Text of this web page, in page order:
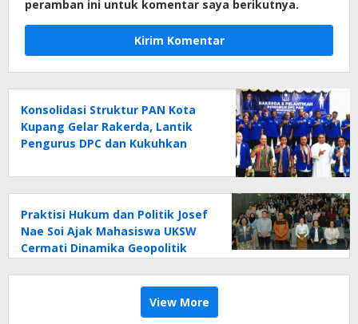
peramban ini untuk komentar saya berikutnya.
Konsolidasi Struktur PAN Kota
Kupang Gelar Rakerda, Lantik
Pengurus DPC dan Kukuhkan
Praktisi Hukum dan Politik Josef
Nae Soi Ajak Mahasiswa UKSW
Cermati Dinamika Geopolitik
View More